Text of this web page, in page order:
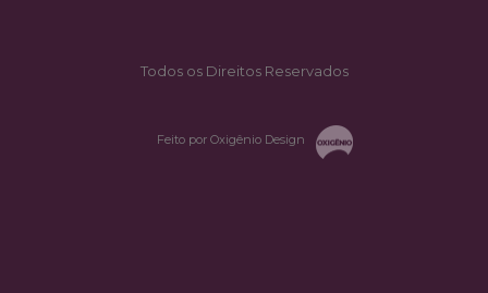
Todos os Direitos Reservados
Feito por Oxigênio Design